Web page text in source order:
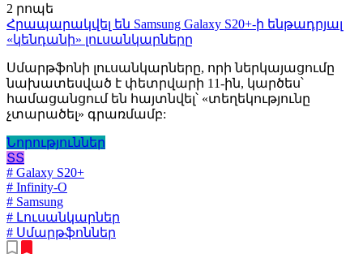
2 րոպե
Հրապարակվել են Samsung Galaxy S20+-ի ենթադրյալ
«կենդանի» լուսանկարները
Սմարթֆոնի լուսանկարները, որի ներկայացումը
նախատեսված է փետրվարի 11-ին, կարծես՝
համացանցում են հայտնվել՝ «տեղեկությունը
չտարածել» գրառմամբ:
Նորություններ
ՏՏ
# Galaxy S20+
# Infinity-O
# Samsung
# Լուսանկարներ
# Սմարթֆոններ